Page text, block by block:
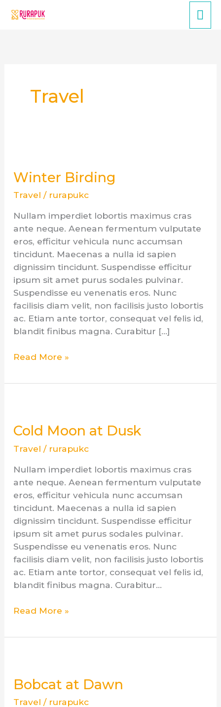
Travel
Winter Birding
Travel / rurapukc
Nullam imperdiet lobortis maximus cras
ante neque. Aenean fermentum vulputate
eros, efficitur vehicula nunc accumsan
tincidunt. Maecenas a nulla id sapien
dignissim tincidunt. Suspendisse efficitur
ipsum sit amet purus sodales pulvinar.
Suspendisse eu venenatis eros. Nunc
facilisis diam velit, non facilisis justo lobortis
ac. Etiam ante tortor, consequat vel felis id,
blandit finibus magna. Curabitur […]
Read More »
Cold Moon at Dusk
Travel / rurapukc
Nullam imperdiet lobortis maximus cras
ante neque. Aenean fermentum vulputate
eros, efficitur vehicula nunc accumsan
tincidunt. Maecenas a nulla id sapien
dignissim tincidunt. Suspendisse efficitur
ipsum sit amet purus sodales pulvinar.
Suspendisse eu venenatis eros. Nunc
facilisis diam velit, non facilisis justo lobortis
ac. Etiam ante tortor, consequat vel felis id,
blandit finibus magna. Curabitur…
at
Read More »
Bobcat at Dawn
Travel / rurapukc
Dawn